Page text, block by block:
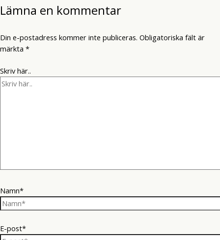
Lämna en kommentar
Din e-postadress kommer inte publiceras. Obligatoriska fält är
märkta *
Skriv här..
Namn*
E-post*